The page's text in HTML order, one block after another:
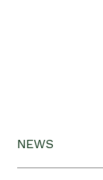
NEWS